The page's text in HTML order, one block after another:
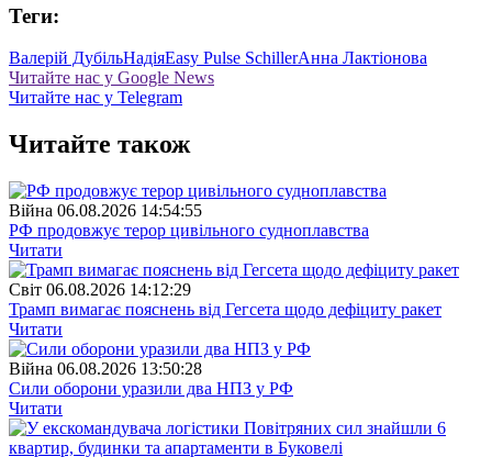
Теги:
Валерій ДубільНадіяEasy Pulse SchillerАнна Лактіонова
Читайте нас у Google News
Читайте нас у Telegram
Читайте також
Війна 06.08.2026 14:54:55
РФ продовжує терор цивільного судноплавства
Читати
Свiт 06.08.2026 14:12:29
Трамп вимагає пояснень від Гегсета щодо дефіциту ракет
Читати
Війна 06.08.2026 13:50:28
Сили оборони уразили два НПЗ у РФ
Читати